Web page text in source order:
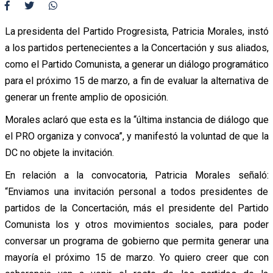
La presidenta del Partido Progresista, Patricia Morales, instó
a los partidos pertenecientes a la Concertación y sus aliados,
como el Partido Comunista, a generar un diálogo programático
para el próximo 15 de marzo, a fin de evaluar la alternativa de
generar un frente amplio de oposición.
Morales aclaró que esta es la “última instancia de diálogo que
el PRO organiza y convoca”, y manifestó la voluntad de que la
DC no objete la invitación.
En relación a la convocatoria, Patricia Morales señaló:
“Enviamos una invitación personal a todos presidentes de
partidos de la Concertación, más el presidente del Partido
Comunista los y otros movimientos sociales, para poder
conversar un programa de gobierno que permita generar una
mayoría el próximo 15 de marzo. Yo quiero creer que con